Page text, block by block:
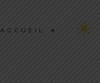
ACCUEIL